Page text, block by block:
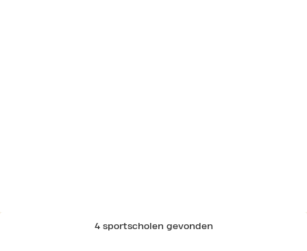
4 sportscholen gevonden